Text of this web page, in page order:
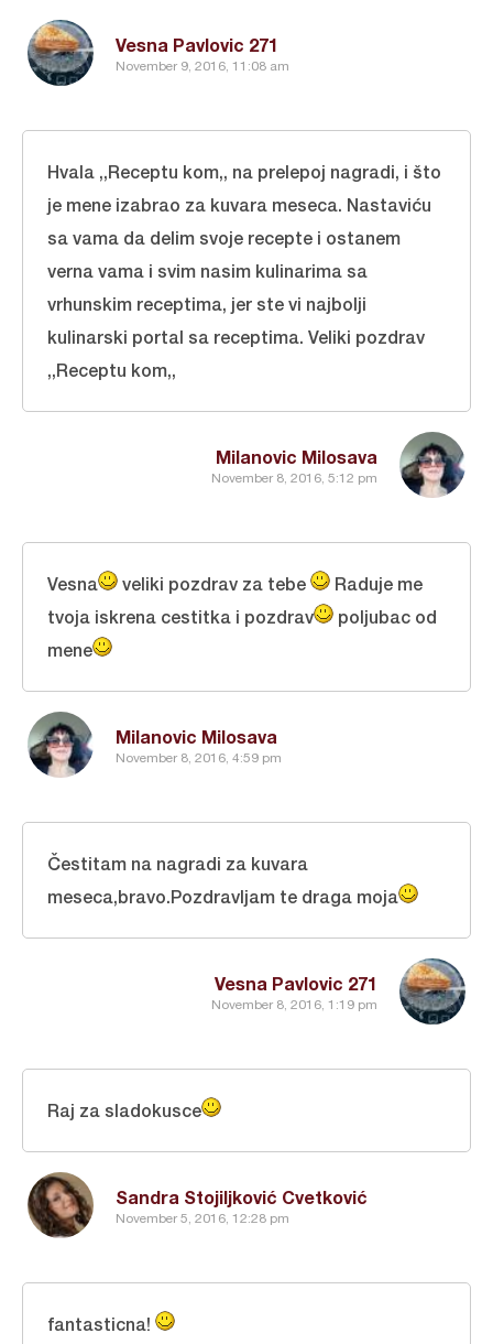
Vesna Pavlovic 271
November 9, 2016, 11:08 am
Milanovic Milosava
November 8, 2016, 5:12 pm
Hvala ,,Receptu kom,, na prelepoj nagradi, i što
je mene izabrao za kuvara meseca. Nastaviću
sa vama da delim svoje recepte i ostanem
verna vama i svim nasim kulinarima sa
vrhunskim receptima, jer ste vi najbolji
kulinarski portal sa receptima. Veliki pozdrav
,,Receptu kom,,
Milanovic Milosava
November 8, 2016, 4:59 pm
Vesna veliki pozdrav za tebe
Raduje me
tvoja iskrena cestitka i pozdrav
poljubac od
mene
Vesna Pavlovic 271
November 8, 2016, 1:19 pm
Čestitam na nagradi za kuvara
meseca,bravo.Pozdravljam te draga moja
Sandra Stojiljković Cvetković
November 5, 2016, 12:28 pm
Raj za sladokusce
fantasticna!